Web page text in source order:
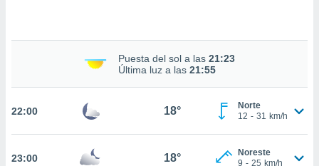
aceptar
sitio
Puesta del sol a las 21:23
Última luz a las 21:55
22:00 18°
Norte
12 - 31 km/h
23:00 18°
Noreste
9 - 25 km/h